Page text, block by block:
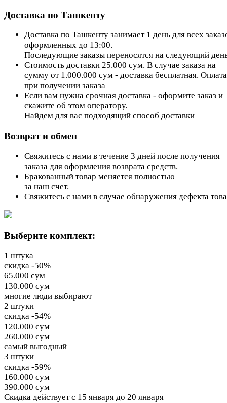
Доставка по Ташкенту
Доставка по Ташкенту занимает 1 день для всех
оформленных до 13:00.
Последующие заказы переносятся на следующий
Стоимость доставки 25.000 сум. В случае заказа на
сумму от 1.000.000 сум - доставка бесплатная. Оплата
при получении заказа
Если вам нужна срочная доставка - оформите заказ и
скажите об этом оператору.
Найдем для вас подходящий способ доставки
Возврат и обмен
Свяжитесь с нами в течение 3 дней после получения
заказа для оформления возврата средств.
Бракованный товар меняется полностью
за наш счет.
Свяжитесь с нами в случае обнаружения дефекта
Выберите комплект:
1 штука
скидка -50%
65.000 сум
130.000 сум
многие люди выбирают
2 штуки
скидка -54%
120.000 сум
260.000 сум
самый выгодный
3 штуки
скидка -59%
160.000 сум
390.000 сум
Cкидка действуетс 15 января до 20 января